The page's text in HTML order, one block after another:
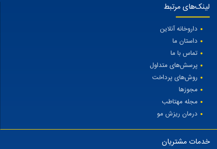
لینک‌های مرتبط
داروخانه آنلاین
داستان ما
تماس با ما
پرسش‌های متداول
روش‌های پرداخت
مجوزها
مجله مهتاطب
درمان ریزش مو
خدمات مشتریان